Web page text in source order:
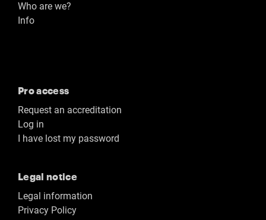
Who are we?
Info
Pro access
Request an accreditation
Log in
I have lost my password
Legal notice
Legal information
Privacy Policy